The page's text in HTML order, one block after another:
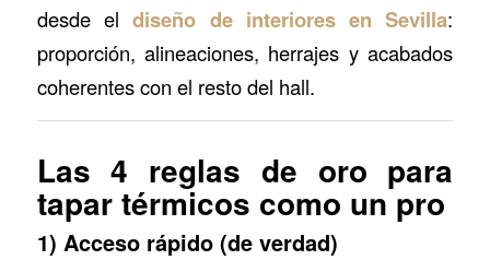
desde eldiseño de interiores en Sevilla:
proporción, alineaciones, herrajes y acabados
coherentes con el resto del hall.
Las 4 reglas de oro para
tapar térmicos como un pro
1) Acceso rápido (de verdad)